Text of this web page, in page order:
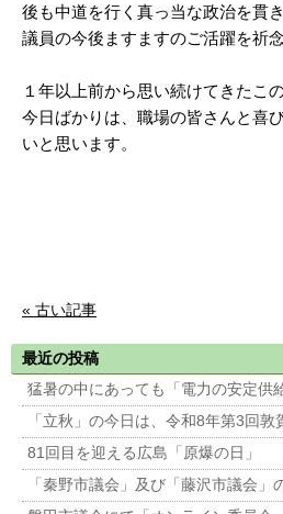
後も中道を行く真っ当な政治を貫
議員の今後ますますのご活躍を祈
１年以上前から思い続けてきたこの
今日ばかりは、職場の皆さんと喜
いと思います。
« 古い記事
最近の投稿
猛暑の中にあっても「電力の安定供
「立秋」の今日は、令和8年第3回敦
81回目を迎える広島「原爆の日」
「秦野市議会」及び「藤沢市議会」